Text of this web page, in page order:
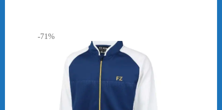
-71%